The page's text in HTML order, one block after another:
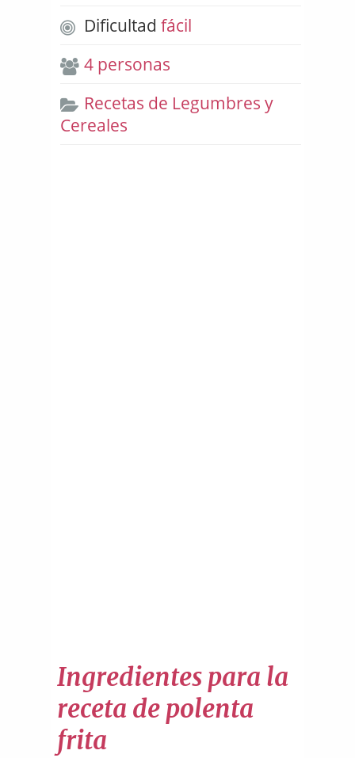
Dificultad fácil
4 personas
Recetas de Legumbres y
Cereales
Ingredientes para la
receta de polenta
frita